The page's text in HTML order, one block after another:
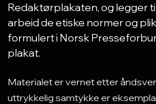
Redaktørplakaten, og legger
arbeid de etiske normer og
formulert i Norsk
plakat.
Materialet er vernet etter
uttrykkelig samtykke er